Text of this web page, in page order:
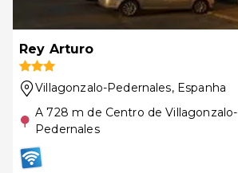
Rey Arturo
Villagonzalo-Pedernales, Espanha
A 728 m de Centro de Villagonzalo-
Pedernales